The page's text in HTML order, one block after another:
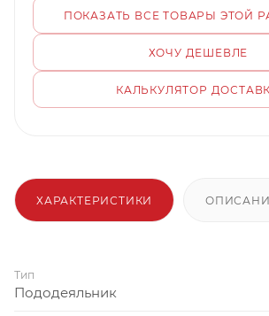
ПОКАЗАТЬ ВСЕ ТОВАРЫ ЭТОЙ
ХОЧУ ДЕШЕВЛЕ
КАЛЬКУЛЯТОР
ХАРАКТЕРИСТИКИ
Тип
Пододеяльник